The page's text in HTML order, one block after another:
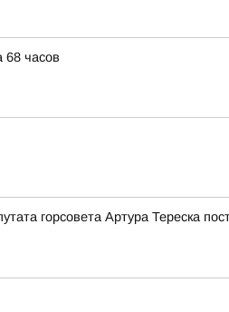
68 часов
горсовета Артура Тереска